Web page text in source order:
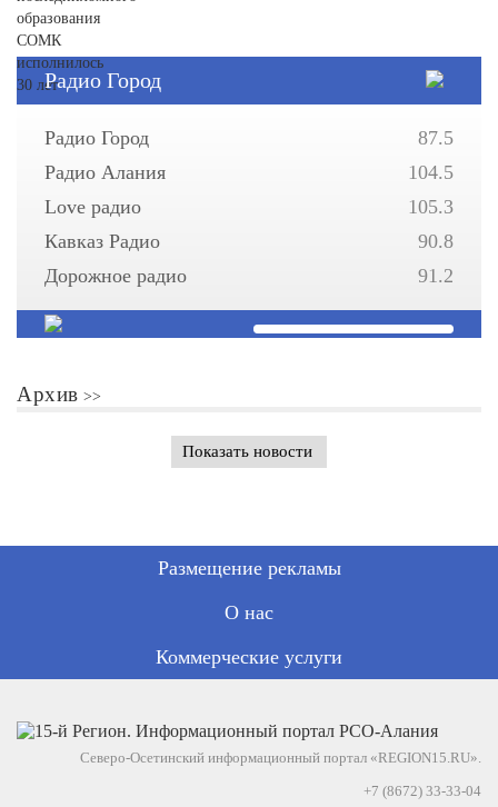
Радио Город
Радио Город
87.5
Радио Алания
104.5
Love радио
105.3
Кавказ Радио
90.8
Дорожное радио
91.2
Архив
Показать новости
Размещение рекламы
О нас
Коммерческие услуги
Северо-Осетинский информационный портал «REGION15.RU».
+7 (8672) 33-33-04